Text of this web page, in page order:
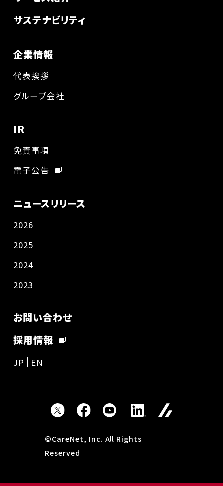
サステナビリティ
企業情報
代表挨拶
グループ会社
IR
免責事項
電子公告
ニュースリリース
2026
2025
2024
2023
お問い合わせ
採用情報
JP EN
©CareNet, Inc. All Rights
Reserved